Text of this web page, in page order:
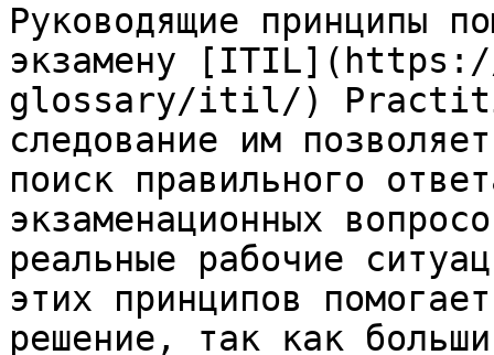
Руководящие принципы
экзамену
glossary/itil/)
следование им
поиск правильного
экзаменационных
реальные рабочие
этих принципов
решение, так как